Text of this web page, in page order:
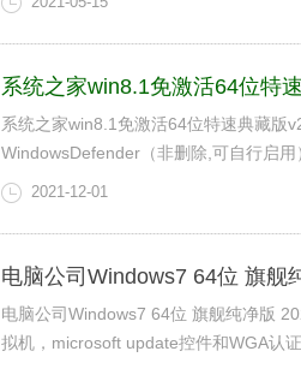
系统之家win8.1免激活64位特
系统之家win8.1免激活64位特速典藏版
WindowsDefender（非删除,可自行启
2021-12-01
电脑公司Windows7 64位 旗舰
电脑公司Windows7 64位 旗舰纯净版
拟机，microsoft update控件和WGA认